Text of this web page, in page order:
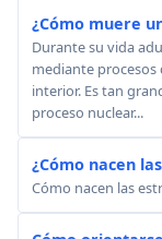
¿Cómo muere
Durante su vida
mediante
interior. Es tan
proceso nuclear...
¿Cómo nacen
Cómo nacen las